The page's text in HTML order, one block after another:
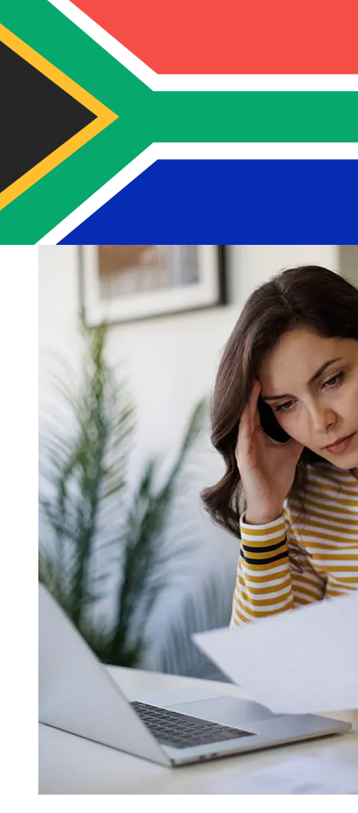
À quelle vitesse un transfert
Montepio EUR ZAR ?
Les délais de livraison pour les transferts internationaux
avec Montepio de Pays membres de l'Euro à Afrique du
Sud varient selon le mode de paiement et le moment de
la transaction. En général, les virements bancaires
internationaux prennent de 1 à 5 jours ouvrables. Des
facteurs tels que les jours fériés bancaires et les
contrôles de sécurité peuvent également influencer la
livraison. Vérifiez les délais de Caixa Economica
Montepio Geral, Caixa Economica Bancaria, S.Apour
éviter les retards.